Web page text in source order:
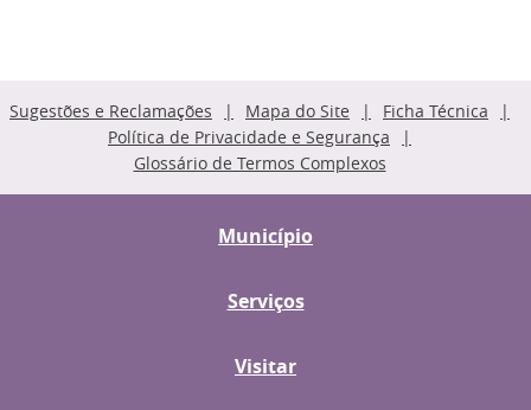
Sugestões e Reclamações Mapa do Site
Ficha Técnica
Política de Privacidade e Segurança
Glossário de Termos Complexos
Município
Serviços
Visitar